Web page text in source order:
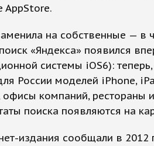
AppStore.
на собственные — в
«Яндекса» появился
системы iOS6): теперь,
России моделей iPhone,
компаний, рестораны
поиска появляются на
издания сообщали в 2012